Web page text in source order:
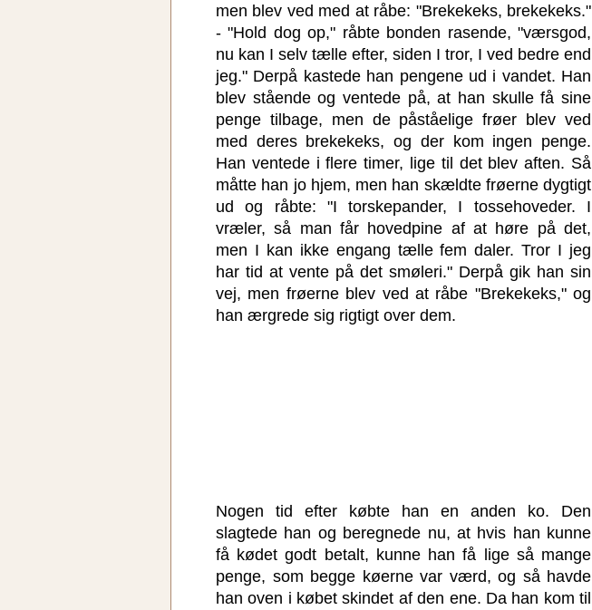
men blev ved med at råbe: "Brekekeks, brekekeks."
- "Hold dog op," råbte bonden rasende, "værsgod,
nu kan I selv tælle efter, siden I tror, I ved bedre end
jeg." Derpå kastede han pengene ud i vandet. Han
blev stående og ventede på, at han skulle få sine
penge tilbage, men de påståelige frøer blev ved
med deres brekekeks, og der kom ingen penge.
Han ventede i flere timer, lige til det blev aften. Så
måtte han jo hjem, men han skældte frøerne dygtigt
ud og råbte: "I torskepander, I tossehoveder. I
vræler, så man får hovedpine af at høre på det,
men I kan ikke engang tælle fem daler. Tror I jeg
har tid at vente på det smøleri." Derpå gik han sin
vej, men frøerne blev ved at råbe "Brekekeks," og
han ærgrede sig rigtigt over dem.
Nogen tid efter købte han en anden ko. Den
slagtede han og beregnede nu, at hvis han kunne
få kødet godt betalt, kunne han få lige så mange
penge, som begge køerne var værd, og så havde
han oven i købet skindet af den ene. Da han kom til